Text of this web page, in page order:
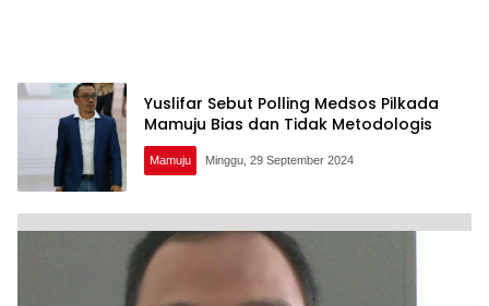
Yuslifar Sebut Polling Medsos Pilkada
Mamuju Bias dan Tidak Metodologis
Mamuju Minggu, 29 September 2024